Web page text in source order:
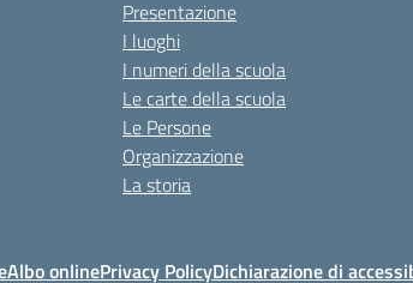
Presentazione
I luoghi
I numeri della scuola
Le carte della scuola
Le Persone
Organizzazione
La storia
Albo onlinePrivacy PolicyDichiarazione di